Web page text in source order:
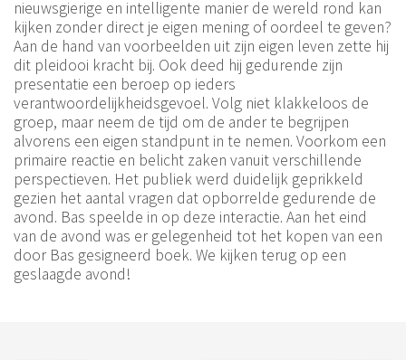
nieuwsgierige en intelligente manier de wereld rond kan
kijken zonder direct je eigen mening of oordeel te geven?
Aan de hand van voorbeelden uit zijn eigen leven zette hij
dit pleidooi kracht bij. Ook deed hij gedurende zijn
presentatie een beroep op ieders
verantwoordelijkheidsgevoel. Volg niet klakkeloos de
groep, maar neem de tijd om de ander te begrijpen
alvorens een eigen standpunt in te nemen. Voorkom een
primaire reactie en belicht zaken vanuit verschillende
perspectieven. Het publiek werd duidelijk geprikkeld
gezien het aantal vragen dat opborrelde gedurende de
avond. Bas speelde in op deze interactie. Aan het eind
van de avond was er gelegenheid tot het kopen van een
door Bas gesigneerd boek. We kijken terug op een
geslaagde avond!